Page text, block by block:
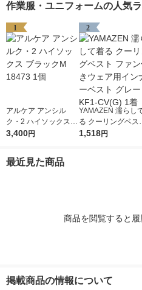
作業服・ユニフォームの人気
1
アルケア アンシル
ク・2 ハイソックス
ブラックM 18473 1個
3,400円
2
YAMAZEN 濡らし
る クーリングベス
ファン付きウェア用
1,518円
最近見た商品
商品を閲覧すると
掲載商品の情報について